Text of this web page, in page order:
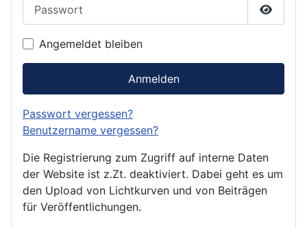
Angemeldet bleiben
Anmelden
Passwort vergessen?
Benutzername vergessen?
Die Registrierung zum Zugriff auf interne Daten
der Website ist z.Zt. deaktiviert. Dabei geht es um
den Upload von Lichtkurven und von Beiträgen
für Veröffentlichungen.